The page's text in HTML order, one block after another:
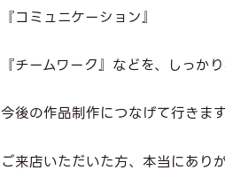
『コミュニケーション』
『チームワーク』などを、しっか
今後の作品制作につなげて行きま
ご来店いただいた方、本当にあり